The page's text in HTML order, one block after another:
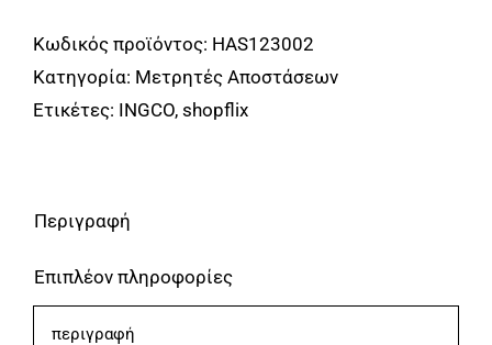
ποσότητα
Κωδικός προϊόντος: HAS123002
Κατηγορία: Μετρητές Αποστάσεων
Ετικέτες: INGCO, shopflix
Περιγραφή
Επιπλέον πληροφορίες
περιγραφή